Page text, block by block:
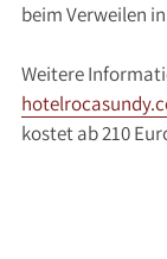
beim Verweilen
Weitere
kostet ab 210